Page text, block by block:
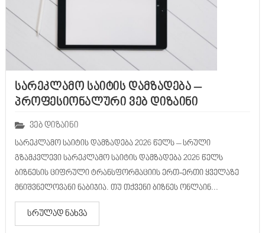
სარეკლამო საიტის დამზადება –
პროფესიონალური ვებ დიზაინი
ვებ დიზაინი
სარეკლამო საიტის დამზადება 2026 წელს – სრული
გზამკვლევი სარეკლამო საიტის დამზადება 2026 წელს
ბიზნესის ციფრული ტრანსფორმაციის ერთ-ერთი ყველაზე
მნიშვნელოვანი ნაბიჯია. თუ თქვენი ბიზნეს ონლაინ...
სრულად ნახვა